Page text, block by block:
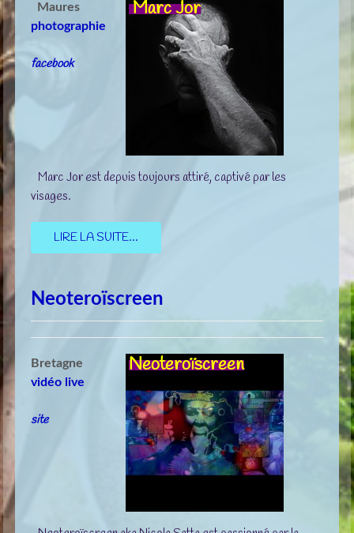
Marc Jor
Maures
photographie
facebook
Marc Jor est depuis toujours attiré, captivé par les
visages.
LIRE LA SUITE...
Neoteroïscreen
Neoteroïscreen
Bretagne
vidéo live
site